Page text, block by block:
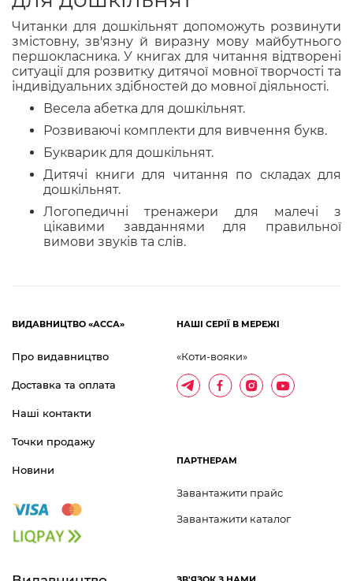
Читанки для дошкільнят допоможуть розвинути
змістовну, зв'язну й виразну мову майбутнього
першокласника. У книгах для читання відтворені
ситуації для розвитку дитячої мовної творчості та
індивідуальних здібностей до мовної діяльності.
Весела абетка для дошкільнят.
Розвиваючі комплекти для вивчення букв.
Букварик для дошкільнят.
Дитячі книги для читання по складах для
дошкільнят.
Логопедичні тренажери для малечі з
цікавими завданнями для правильної
вимови звуків та слів.
ВИДАВНИЦТВО «АССА»
Про видавництво
Доставка та оплата
Наші контакти
Точки продажу
Новини
НАШІ СЕРІЇ В МЕРЕЖІ
«Коти-вояки»
ПАРТНЕРАМ
Завантажити прайс
Завантажити каталог